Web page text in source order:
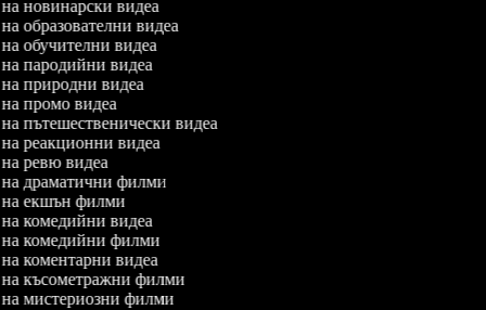
на новинарски видеа
на образователни видеа
на обучителни видеа
на пародийни видеа
на природни видеа
на промо видеа
на пътешественически видеа
на реакционни видеа
на ревю видеа
на драматични филми
на екшън филми
на комедийни видеа
на комедийни филми
на коментарни видеа
на късометражни филми
на мистериозни филми